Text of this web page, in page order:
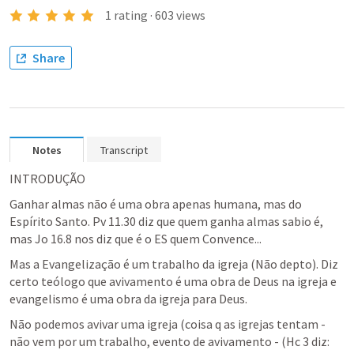
1 rating · 603 views
Share
Notes Transcript
INTRODUÇÃO
Ganhar almas não é uma obra apenas humana, mas do
Espírito Santo. Pv 11.30 diz que quem ganha almas sabio é,
mas Jo 16.8 nos diz que é o ES quem Convence...
Mas a Evangelização é um trabalho da igreja (Não depto). Diz
certo teólogo que avivamento é uma obra de Deus na igreja e
evangelismo é uma obra da igreja para Deus.
Não podemos avivar uma igreja (coisa q as igrejas tentam -
não vem por um trabalho, evento de avivamento - (Hc 3 diz: